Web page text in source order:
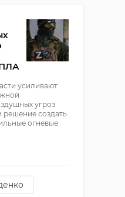
усиливают
угроз.
решение создать
огневые